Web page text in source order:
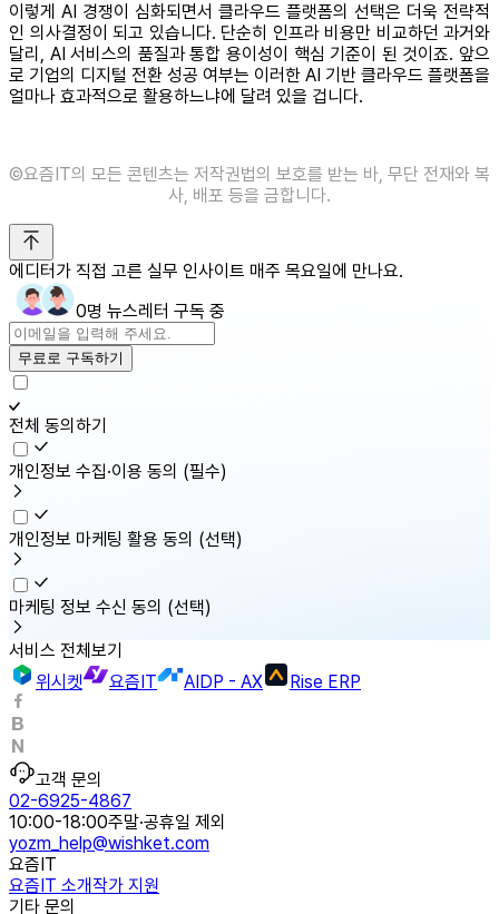
이렇게 AI 경쟁이 심화되면서 클라우드 플랫폼의 선택은 더욱 전략적
인 의사결정이 되고 있습니다. 단순히 인프라 비용만 비교하던 과거와
달리, AI 서비스의 품질과 통합 용이성이 핵심 기준이 된 것이죠. 앞으
로 기업의 디지털 전환 성공 여부는 이러한 AI 기반 클라우드 플랫폼을
얼마나 효과적으로 활용하느냐에 달려 있을 겁니다.
©️요즘IT의 모든 콘텐츠는 저작권법의 보호를 받는 바, 무단 전재와 복
사, 배포 등을 금합니다.
에디터가 직접 고른 실무 인사이트 매주 목요일에 만나요.
0명 뉴스레터 구독 중
무료로 구독하기
전체 동의하기
개인정보 수집·이용 동의 (필수)
개인정보 마케팅 활용 동의 (선택)
마케팅 정보 수신 동의 (선택)
서비스 전체보기
위시켓
요즘IT AIDP - AX Rise ERP
고객 문의
02-6925-4867
10:00-18:00주말·공휴일 제외
yozm_help@wishket.com
요즘IT
요즘IT 소개작가 지원
기타 문의